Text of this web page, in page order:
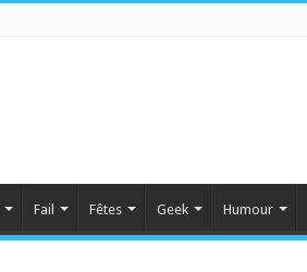
Fail Fêtes Geek Humour